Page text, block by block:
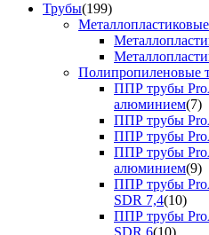
Трубы(199)
Полипропиленовые
ППР трубы
алюминием(7)
ППР трубы
ППР трубы
ППР трубы
алюминием(9)
ППР трубы
SDR 7,4(10)
ППР трубы